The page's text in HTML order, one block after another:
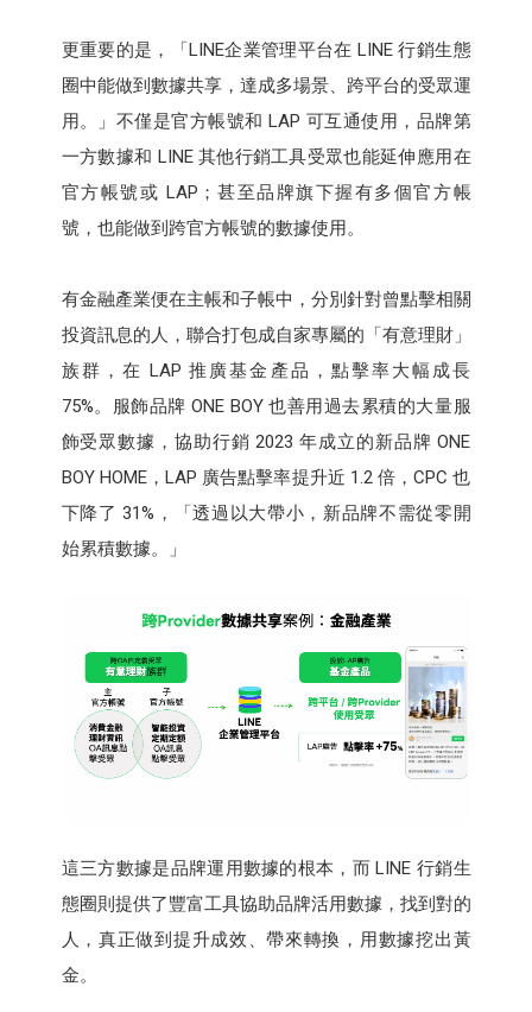
更重要的是，「LINE企業管理平台在 LINE 行銷生態
圈中能做到數據共享，達成多場景、跨平台的受眾運
用。」不僅是官方帳號和 LAP 可互通使用，品牌第
一方數據和 LINE 其他行銷工具受眾也能延伸應用在
官方帳號或 LAP；甚至品牌旗下握有多個官方帳
號，也能做到跨官方帳號的數據使用。
有金融產業便在主帳和子帳中，分別針對曾點擊相關
投資訊息的人，聯合打包成自家專屬的「有意理財」
族群，在 LAP 推廣基金產品，點擊率大幅成長
75%。服飾品牌 ONE BOY 也善用過去累積的大量服
飾受眾數據，協助行銷 2023 年成立的新品牌 ONE
BOY HOME，LAP 廣告點擊率提升近 1.2 倍，CPC 也
下降了 31%，「透過以大帶小，新品牌不需從零開
始累積數據。」
這三方數據是品牌運用數據的根本，而 LINE 行銷生
態圈則提供了豐富工具協助品牌活用數據，找到對的
人，真正做到提升成效、帶來轉換，用數據挖出黃
金。